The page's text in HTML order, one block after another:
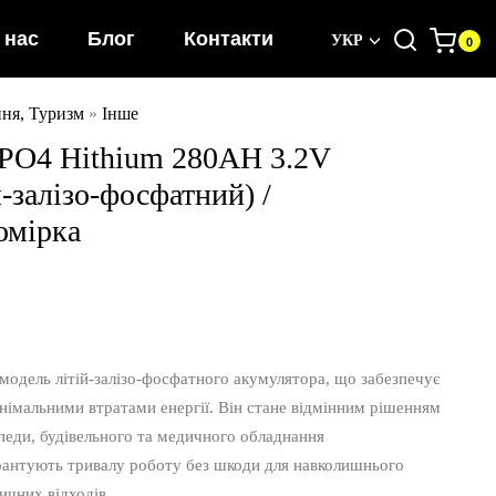
Блог Контакти УКР
Туризм » Інше
Hithium 280AH 3.2V
залізо-фосфатний) /
літій-залізо-фосфатного акумулятора, що забезпечує
втратами енергії. Він стане відмінним рішенням
будівельного та медичного обладнання
тривалу роботу без шкоди для навколишнього